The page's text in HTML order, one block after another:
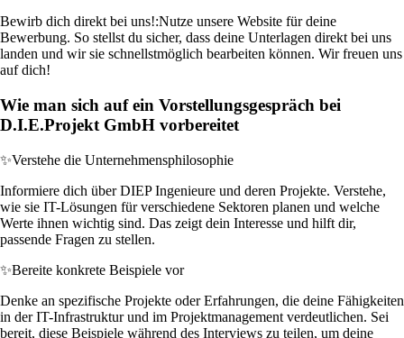
Bewirb dich direkt bei uns!:Nutze unsere Website für deine
Bewerbung. So stellst du sicher, dass deine Unterlagen direkt bei uns
landen und wir sie schnellstmöglich bearbeiten können. Wir freuen uns
auf dich!
Wie man sich auf ein Vorstellungsgespräch bei
D.I.E.Projekt GmbH vorbereitet
✨Verstehe die Unternehmensphilosophie
Informiere dich über DIEP Ingenieure und deren Projekte. Verstehe,
wie sie IT-Lösungen für verschiedene Sektoren planen und welche
Werte ihnen wichtig sind. Das zeigt dein Interesse und hilft dir,
passende Fragen zu stellen.
✨Bereite konkrete Beispiele vor
Denke an spezifische Projekte oder Erfahrungen, die deine Fähigkeiten
in der IT-Infrastruktur und im Projektmanagement verdeutlichen. Sei
bereit, diese Beispiele während des Interviews zu teilen, um deine